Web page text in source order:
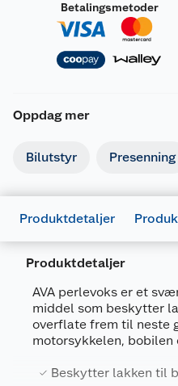
Betalingsmetoder
Oppdag mer
Bilutstyr Presenning
Produktdetaljer
Produktdetaljer
AVA perlevoks er et
middel som beskytter
overflate frem til neste
motorsykkelen, bobilen
Beskytter lakken til
Generelt
Artikkelnummer